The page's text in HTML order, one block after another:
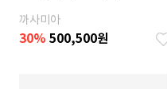
까사미아
30% 500,500원